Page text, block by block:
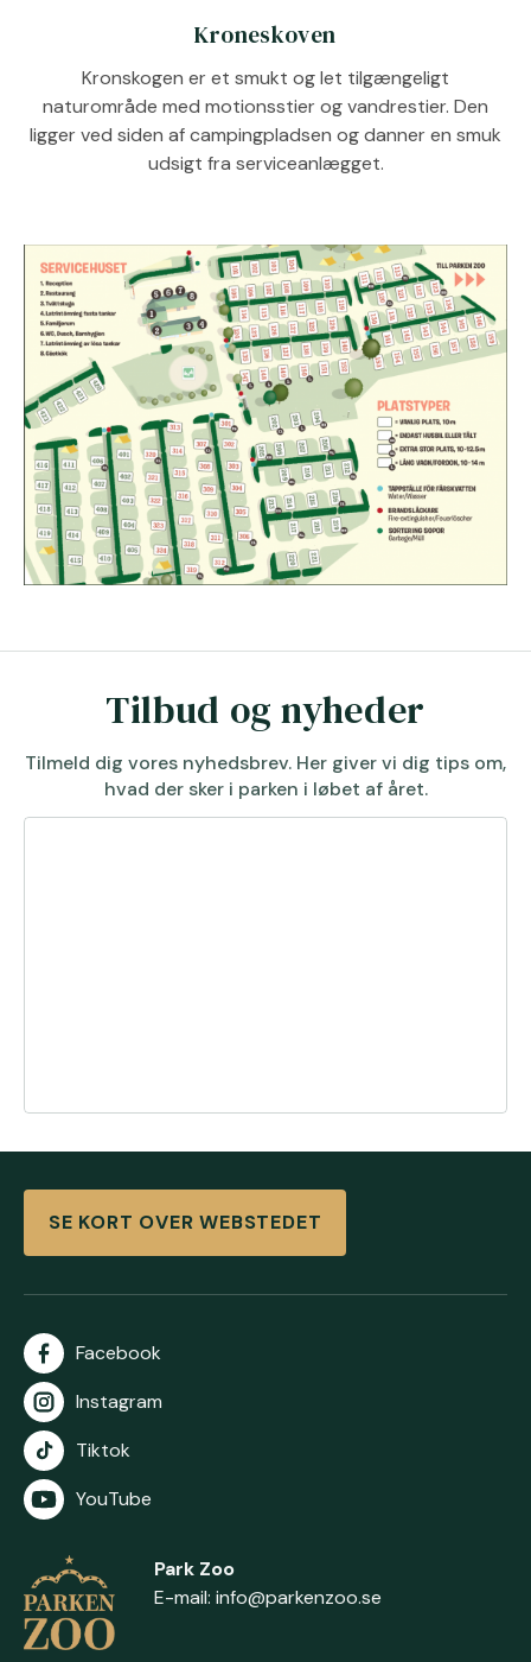
Kroneskoven
Kronskogen er et smukt og let tilgængeligt
naturområde med motionsstier og vandrestier. Den
ligger ved siden af campingpladsen og danner en smuk
udsigt fra serviceanlægget.
Tilbud og nyheder
Tilmeld dig vores nyhedsbrev. Her giver vi dig tips om,
hvad der sker i parken i løbet af året.
SE KORT OVER WEBSTEDET
Facebook
Instagram
Tiktok
YouTube
Park Zoo
E-mail: info@parkenzoo.se